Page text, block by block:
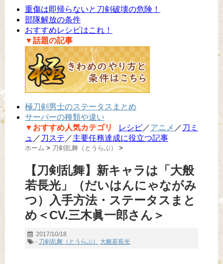
重傷は即帰らないと刀剣破壊の危険！
部隊解放の条件
おすすめレシピはこれ！
▼話題の記事
極刀剣男士のステータスまとめ
サーバーの種類や違い
▼おすすめ人気カテゴリ
レシピ／アニメ ／ 刀ミ
ュ ／ 刀ステ ／主要任務達成に役立つ記事
ホーム > 刀剣乱舞（とうらぶ） >
【刀剣乱舞】新キャラは「大般
若長光」（だいはんにゃながみ
つ）入手方法・ステータスまと
め＜CV.三木眞一郎さん＞
2017/10/18
- 刀剣乱舞（とうらぶ） 大般若長光